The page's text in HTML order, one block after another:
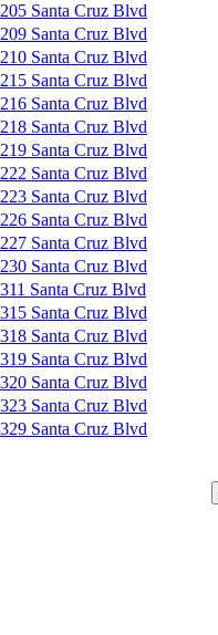
Santa Cruz Blvd
Santa Cruz Blvd
Santa Cruz Blvd
Santa Cruz Blvd
Santa Cruz Blvd
Santa Cruz Blvd
Santa Cruz Blvd
Santa Cruz Blvd
Santa Cruz Blvd
Santa Cruz Blvd
Santa Cruz Blvd
Santa Cruz Blvd
Santa Cruz Blvd
Santa Cruz Blvd
Santa Cruz Blvd
Santa Cruz Blvd
Santa Cruz Blvd
Santa Cruz Blvd
Santa Cruz Blvd